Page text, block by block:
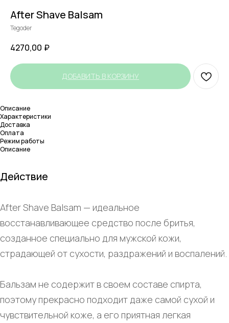
After Shave Balsam
Tegoder
4270,00 ₽
ДОБАВИТЬ В КОРЗИНУ
Описание
Характеристики
Доставка
Оплата
Режим работы
Описание
Действие
After Shave Balsam — идеальное
восстанавливающее средство после бритья,
созданное специально для мужской кожи,
страдающей от сухости, раздражений и воспалений.
Бальзам не содержит в своем составе спирта,
поэтому прекрасно подходит даже самой сухой и
чувствительной коже, а его приятная легкая